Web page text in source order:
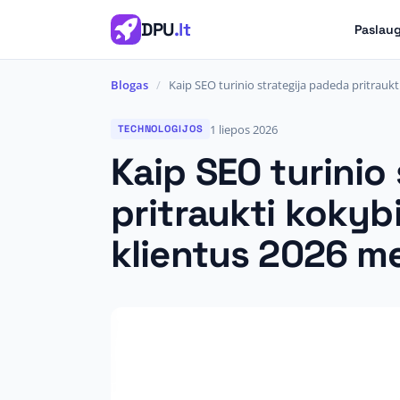
DPU.lt
Blogas / Kaip SEO turinio strategija padeda
TECHNOLOGIJOS 1 liepos 2026
Kaip SEO
pritraukti
klientus 2026